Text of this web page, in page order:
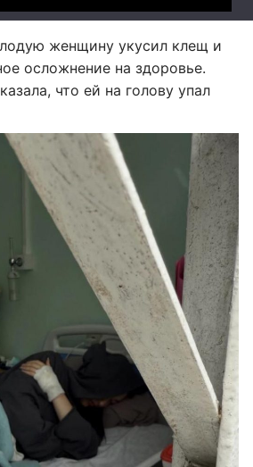
женщину укусил клещ и
осложнение на здоровье.
что ей на голову упал